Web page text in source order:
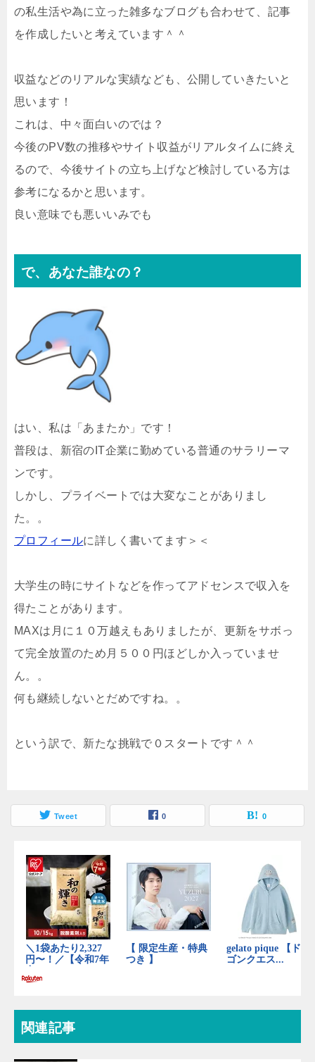
の私生活や為に立った雑多なブログも合わせて、記事
を作成したいと考えています＾＾
収益などのリアルな実績なども、公開していきたいと
思います！
これは、中々面白いのでは？
今後のPV数の推移やサイト収益がリアルタイムに終え
るので、今後サイトの立ち上げなど検討している方は
参考になるかと思います。
良い意味でも悪いいみでも
で、あなた誰なの？
はい、私は「あまたか」です！
普段は、新宿のIT企業に勤めている普通のサラリーマ
ンです。
しかし、プライベートでは大変なことがありまし
た。。
プロフィールに詳しく書いてます＞＜
大学生の時にサイトなどを作ってアドセンスで収入を
得たことがあります。
MAXは月に１０万越えもありましたが、更新をサボっ
て完全放置のため月５００円ほどしか入っていませ
ん。。
何も継続しないとだめですね。。
という訳で、新たな挑戦で０スタートです＾＾
Tweet 0 0
関連記事